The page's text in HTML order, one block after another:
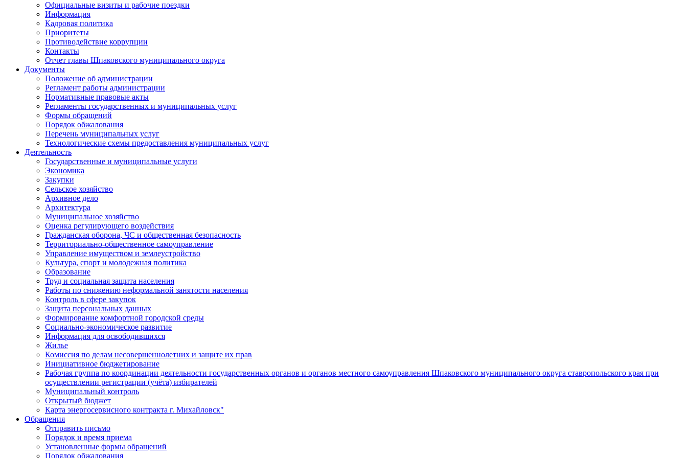
Официальные визиты и рабочие поездки
Информация
Кадровая политика
Приоритеты
Противодействие коррупции
Контакты
Отчет главы Шпаковского муниципального округа
Документы
Положение об администрации
Регламент работы администрации
Нормативные правовые акты
Регламенты государственных и муниципальных услуг
Формы обращений
Порядок обжалования
Перечень муниципальных услуг
Технологические схемы предоставления муниципальных услуг
Деятельность
Государственные и муниципальные услуги
Экономика
Закупки
Сельское хозяйство
Архивное дело
Архитектура
Муниципальное хозяйство
Оценка регулирующего воздействия
Гражданская оборона, ЧС и общественная безопасность
Территориально-общественное самоуправление
Управление имуществом и землеустройство
Культура, спорт и молодежная политика
Образование
Труд и социальная защита населения
Работы по снижению неформальной занятости населения
Контроль в сфере закупок
Защита персональных данных
Формирование комфортной городской среды
Социально-экономическое развитие
Информация для освободившихся
Жилье
Комиссия по делам несовершеннолетних и защите их прав
Инициативное бюджетирование
Рабочая группа по координации деятельности государственных органов и органов местного самоуправления Шпаковского муниципального округа ставропольского края при
осуществлении регистрации (учёта) избирателей
Муниципальный контроль
Открытый бюджет
Карта энергосервисного контракта г. Михайловск"
Обращения
Отправить письмо
Порядок и время приема
Установленные формы обращений
Порядок обжалования